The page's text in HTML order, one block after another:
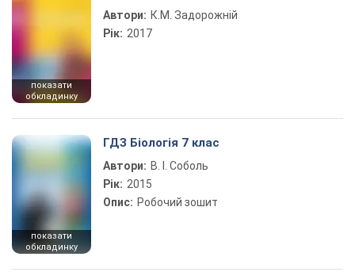
показати
обкладинку
Автори: К.М. Задорожній
Рік: 2017
показати
обкладинку
ГДЗ Біологія 7 клас
Автори: В. І. Соболь
Рік: 2015
Опис: Робочий зошит